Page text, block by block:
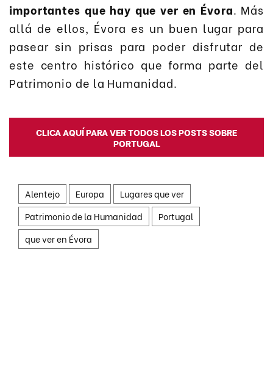
importantes que hay que ver en Évora. Más
allá de ellos, Évora es un buen lugar para
pasear sin prisas para poder disfrutar de
este centro histórico que forma parte del
Patrimonio de la Humanidad.
CLICA AQUÍ PARA VER TODOS LOS POSTS SOBRE
PORTUGAL
Alentejo Europa
Lugares que ver
Patrimonio de la Humanidad
Portugal
que ver en Évora